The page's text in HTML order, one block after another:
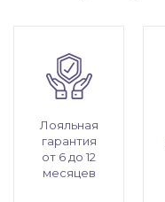
Лояльная
гарантия
от 6 до 12
месяцев